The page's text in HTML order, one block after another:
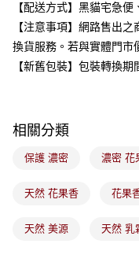
【大哥付你分期使用說明】
1.本服務由台灣大哥大提供
2.付款方式選擇「大哥付你
4.訂單成立30分鐘內，如未
消。如遇「轉專審核」未通
【繳款方式說明】
醒簡訊。
ATM付款
每筆NT$100，滿
付款後全家取貨
每筆NT$100，滿
【配送方式】黑貓宅急
【注意事項】網路售出
換貨服務。若與實體門市
【新舊包裝】包裝轉換
相關分類
保護 濃密 濃密 花
天然 花果香 花果
天然 美源 天然 乳